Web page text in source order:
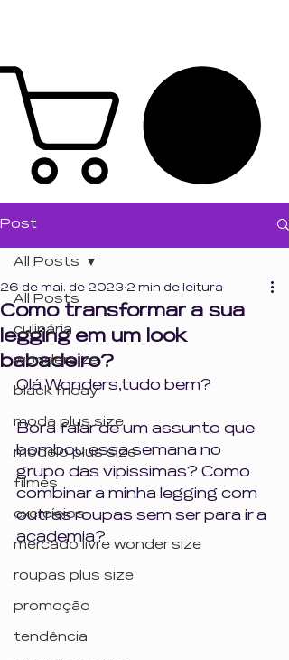
Post
All Posts
culinária
wondersize
black friday
moda plus size
modelo plus size
filmes
exercícios
mercado livre wonder size
roupas plus size
promoção
tendência
All Posts
Como transformar a sua
legging em um look
babadeiro?
26 de mai. de 2023 2 min de leitura
Olá Wonders,tudo bem?
Bora falar de um assunto que
bombou essa semana no
grupo das vipissimas? Como
combinar a minha legging com
outras roupas sem ser para ir a
academia?